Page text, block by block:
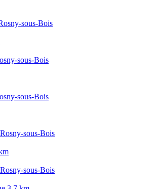
sous-Bois
sous-Bois
sous-Bois
sous-Bois
sous-Bois